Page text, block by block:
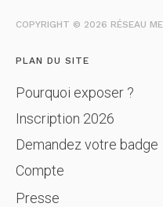
COPYRIGHT © 2026 RÉSEAU
PLAN DU SITE
Pourquoi exposer ?
Inscription 2026
Demandez votre badge
Compte
Presse